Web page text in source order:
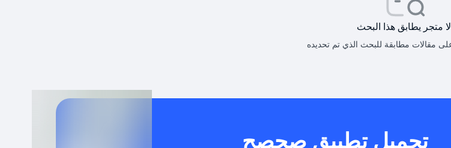
لا متجر يطابق هذا البحث
تحميل تطبيق صحصح